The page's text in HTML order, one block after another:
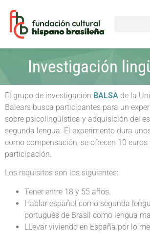
Investigación
El grupo de investigación BALSA de la
Balears busca participantes para un
sobre psicolingüística y adquisición del
segunda lengua. El experimento dura
como compensación, se ofrecen 10 euros
participación.
Los requisitos son los siguientes:
Tener entre 18 y 55 años.
Hablar español como segunda
portugués de Brasil como lengua
LLevar viviendo en España por lo